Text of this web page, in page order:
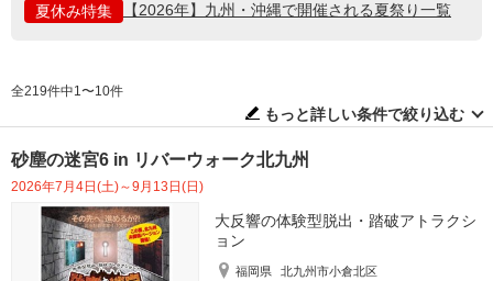
夏休み特集 【2026年】九州・沖縄で開催される夏祭り一覧
全219件中1〜10件
もっと詳しい条件で絞り込む
砂塵の迷宮6 in リバーウォーク北九州
2026年7月4日(土)～9月13日(日)
大反響の体験型脱出・踏破アトラクシ
ョン
福岡県
北九州市小倉北区